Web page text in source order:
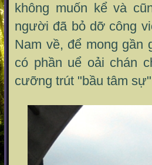
không muốn kể và
người đã bỏ dỡ công
Nam về, để mong gần
có phần uể oải chán
cưỡng trút "bầu tâm